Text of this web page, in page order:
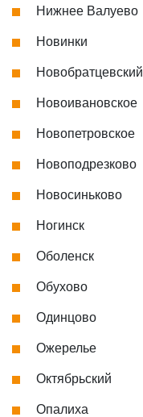
Нижнее Валуево
Новинки
Новобратцевский
Новоивановское
Новопетровское
Новоподрезково
Новосиньково
Ногинск
Оболенск
Обухово
Одинцово
Ожерелье
Октябрьский
Опалиха